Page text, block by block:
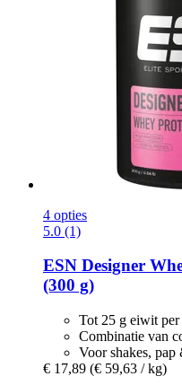
4 opties
5.0 (1)
ESN Designer
(300 g)
Tot 25 g eiwit per
Combinatie van
Voor shakes, pap
€ 17,89 (€ 59,63 / kg)